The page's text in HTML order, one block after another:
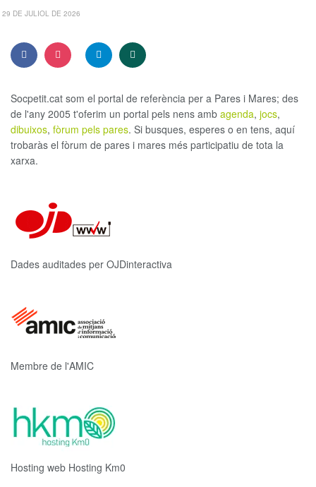
29 DE JULIOL DE 2026
Socpetit.cat som el portal de referència per a Pares i Mares; des
de l'any 2005 t'oferim un portal pels nens amb agenda, jocs,
dibuixos, fòrum pels pares. Si busques, esperes o en tens, aquí
trobaràs el fòrum de pares i mares més participatiu de tota la
xarxa.
Dades auditades per OJDinteractiva
Membre de l'AMIC
Hosting web Hosting Km0